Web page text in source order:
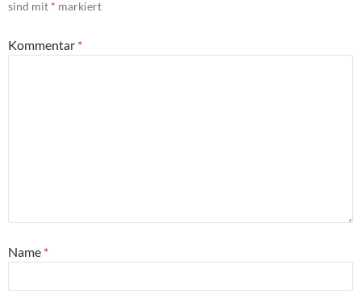
sind mit * markiert
Kommentar *
Name *